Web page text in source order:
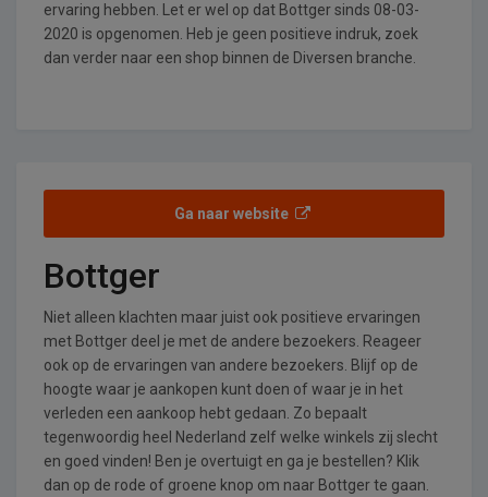
ervaring hebben. Let er wel op dat Bottger sinds 08-03-
2020 is opgenomen. Heb je geen positieve indruk, zoek
dan verder naar een shop binnen de Diversen branche.
Ga naar website
Bottger
Niet alleen klachten maar juist ook positieve ervaringen
met Bottger deel je met de andere bezoekers. Reageer
ook op de ervaringen van andere bezoekers. Blijf op de
hoogte waar je aankopen kunt doen of waar je in het
verleden een aankoop hebt gedaan. Zo bepaalt
tegenwoordig heel Nederland zelf welke winkels zij slecht
en goed vinden! Ben je overtuigt en ga je bestellen? Klik
dan op de rode of groene knop om naar Bottger te gaan.